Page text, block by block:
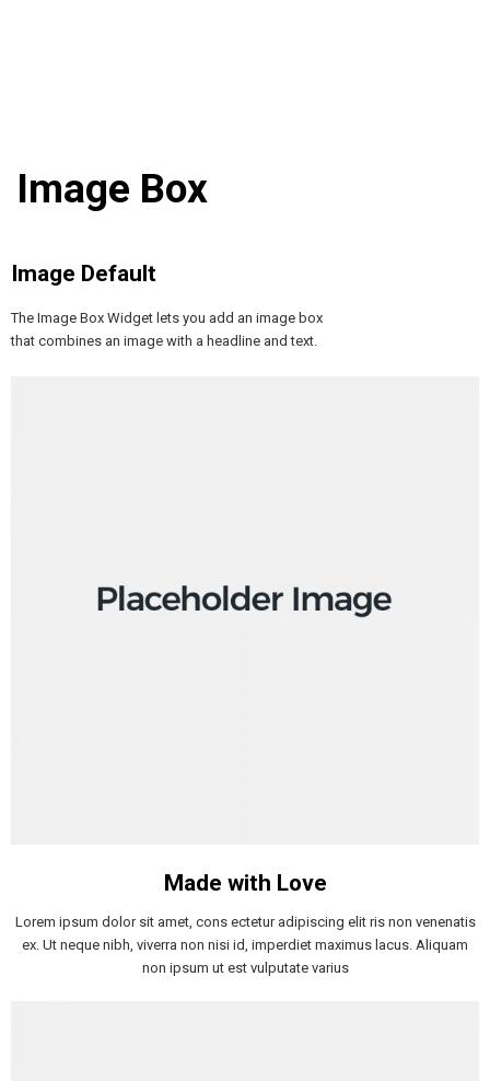
Image Box
Image Default
The Image Box Widget lets you add an image box
that combines an image with a headline and text.
Made with Love
Lorem ipsum dolor sit amet, cons ectetur adipiscing elit ris non venenatis
ex. Ut neque nibh, viverra non nisi id, imperdiet maximus lacus. Aliquam
non ipsum ut est vulputate varius